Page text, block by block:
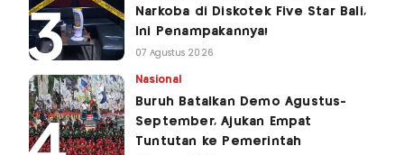
Narkoba di Diskotek Five Star Bali,
Ini Penampakannya!
07 Agustus 2026
Nasional
Buruh Batalkan Demo Agustus-
September, Ajukan Empat
Tuntutan ke Pemerintah